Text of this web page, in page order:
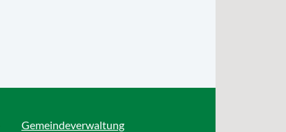
Gemeindeverwaltung